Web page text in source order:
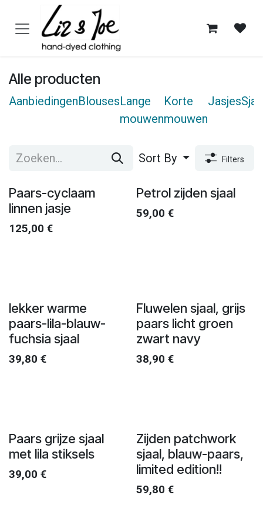
Overslaan naar inhoud
Alle producten
AanbiedingenBlousesLange
mouwen
Korte
mouwen
Jasjes
Sort By Filters
Paars-cyclaam
linnen jasje
125,00 €
Petrol zijden sjaal
59,00 €
lekker warme
paars-lila-blauw-
fuchsia sjaal
39,80 €
Fluwelen sjaal, grijs
paars licht groen
zwart navy
38,90 €
Paars grijze sjaal
met lila stiksels
39,00 €
Zijden patchwork
sjaal, blauw-paars,
limited edition!!
59,80 €